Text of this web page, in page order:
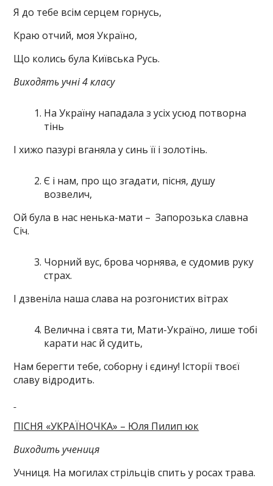
Я до тебе всім серцем горнусь,
Краю отчий, моя Україно,
Що колись була Київська Русь.
Виходять учні 4 класу
На Україну нападала з усіх усюд потворна
тінь
І хижо пазурі вганяла у синь її і золотінь.
Є і нам, про що згадати, пісня, душу
возвелич,
Ой була в нас ненька-мати – Запорозька славна
Січ.
Чорний вус, брова чорнява, е судомив руку
страх.
І дзвеніла наша слава на розгонистих вітрах
Велична і свята ти, Мати-Україно, лише тобі
карати нас й судить,
Нам берегти тебе, соборну і єдину! Історії твоєї
славу відродить.
ПІСНЯ «УКРАЇНОЧКА» – Юля Пилип юк
Виходить учениця
Учниця. На могилах стрільців спить у росах трава.